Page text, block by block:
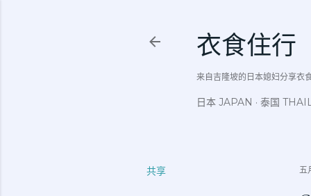
衣食住行
来自吉隆坡的日本媳妇分享
日本 JAPAN 泰国
共享 五